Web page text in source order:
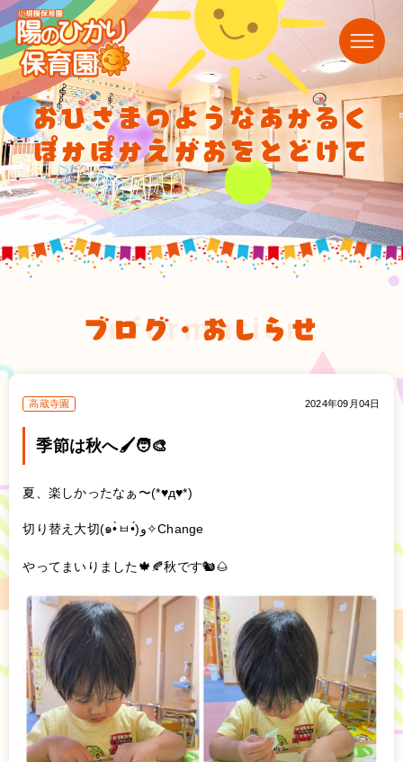
おひさまのようなあかるく
ぽかぽかえがおをとどけて
ブログ・おしらせ
information
高蔵寺園 2024年09月04日
季節は秋へ🖌🧑‍🎨
夏、楽しかったなぁ〜(*♥д♥*)
切り替え大切(๑•̀ㅂ•́)و✧Change
やってまいりました🍁🍂秋です🐿🌰